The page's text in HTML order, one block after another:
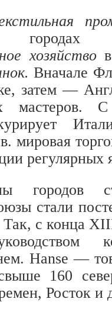
городах
хозяйство
Вначале
затем —
мастеров.
городов
стали
Так, с конца
Hanse —
160
Росток и